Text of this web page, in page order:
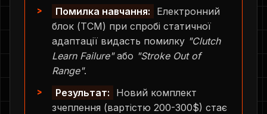
Помилка навчання:
Електронний
блок (TCM) при спробі статичної
адаптації видасть помилку "Clutch
Learn Failure"або "Stroke Out of
Range".
Результат:
Новий комплект
зчеплення (вартістю 200-300$) стає